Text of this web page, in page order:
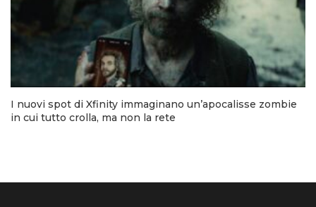
I nuovi spot di Xfinity immaginano un’apocalisse zombie
in cui tutto crolla, ma non la rete